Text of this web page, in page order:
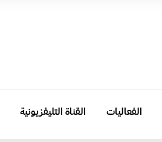
الفعاليات القناة التليفزيونية